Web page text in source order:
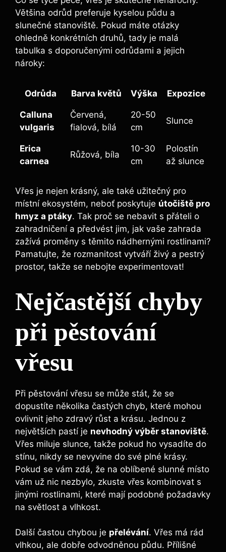
Většina odrůd preferuje kyselou půdu a
slunečné stanoviště. Pokud máte otázky
ohledně konkrétních druhů, tady je malá
tabulka s doporučenými odrůdami a jejich
nároky:
Odrůda Barva květů Výška Expozice
Calluna
vulgaris
Červená,
fialová, bílá
20-50
cm
Slunce
Erica
carnea
Růžová, bíla
10-30
cm
Polostín
až slunce
Vřes je nejen krásný, ale také užitečný pro
místní ekosystém, neboť poskytuje útočiště pro
hmyz a ptáky. Tak proč se nebavit s přáteli o
zahradničení a předvést jim, jak vaše zahrada
zažívá proměny s těmito nádhernými rostlinami?
Pamatujte, že rozmanitost vytváří živý a pestrý
prostor, takže se nebojte experimentovat!
Nejčastější chyby
při pěstování
vřesu
Při pěstování vřesu se může stát, že se
dopustíte několika častých chyb, které mohou
ovlivnit jeho zdravý růst a krásu. Jednou z
největších pastí je nevhodný výběr stanoviště.
Vřes miluje slunce, takže pokud ho vysadíte do
stínu, nikdy se nevyvine do své plné krásy.
Pokud se vám zdá, že na oblíbené slunné místo
vám už nic nezbylo, zkuste vřes kombinovat s
jinými rostlinami, které mají podobné požadavky
na světlost a vlhkost.
Další častou chybou je přelévání. Vřes má rád
vlhkou, ale dobře odvodněnou půdu. Přílišné